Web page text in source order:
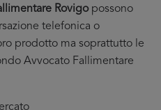
Rovigopossono
telefonica o
prodotto ma soprattutto le
Avvocato Fallimentare